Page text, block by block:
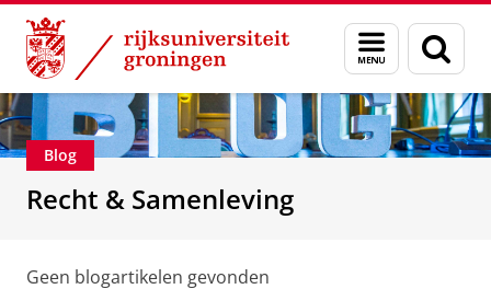
Skip
Content
Skip
Navigation
Menu
en
zoeken
Over ons Recht & Samenleving
Blog
Recht & Samenleving
Geen blogartikelen gevonden